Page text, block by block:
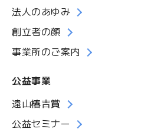
法人のあゆみ
創立者の顔
事業所のご案内
公益事業
遠山椿吉賞
公益セミナー